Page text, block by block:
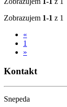
Zobrazujem 1-1 z 1
«
1
»
Kontakt
Snepeda